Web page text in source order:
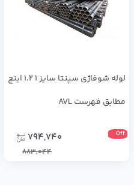
لوله شوفاژی سپنتا سایز 1 1.2 اینچ
مطابق فهرست AVL
Off
794,740
883,044